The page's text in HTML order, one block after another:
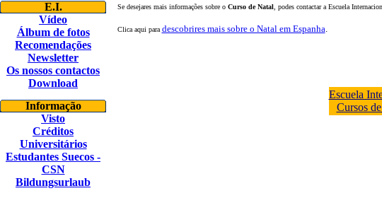
E.I.
Vídeo
Álbum de fotos
Recomendações
Newsletter
Os nossos contactos
Download
Informação
Visto
Créditos
Universitários
Estudantes Suecos -
CSN
Bildungsurlaub
Se desejares mais informações sobre o Curso de Natal, podes contactar a Escuela
Clica aqui para descobrires mais sobre o Natal em Espanha.
Escuela
Cursos